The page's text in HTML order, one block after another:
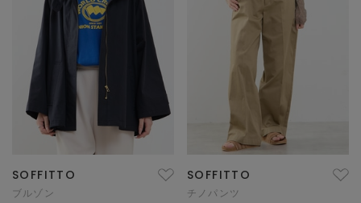
SOFFITTO
ブルゾン
SOFFITTO
チノパンツ